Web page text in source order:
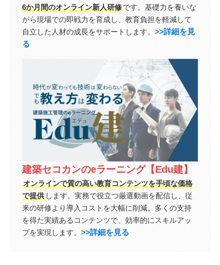
6か月間のオンライン新人研修です。基礎力を養いな
がら現場での即戦力を育成し、教育負担を軽減して
自立した人材の成長をサポートします。 >>詳細を見
る
建築セコカンのeラーニング【Edu建】
オンラインで質の高い教育コンテンツを手頃な価格
で提供します。実務で役立つ厳選動画を配信し、従
来の研修より導入コストを大幅に削減。多くの支持
を得た実績あるコンテンツで、効率的にスキルアッ
プを実現します。 >>詳細を見る